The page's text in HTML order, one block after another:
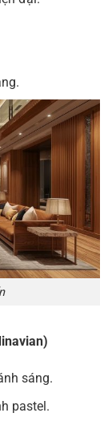
sáng.
pastel.